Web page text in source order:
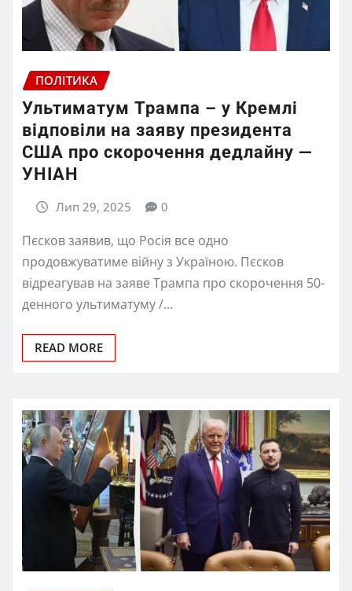
ПОЛІТИКА
Ультиматум Трампа – у Кремлі
відповіли на заяву президента
США про скорочення дедлайну —
УНІАН
Лип 29, 2025 0
Пєсков заявив, що Росія все одно
продовжуватиме війну з Україною. Пєсков
відреагував на заявe Трампа про скорочення 50-
денного ультиматуму /…
READ MORE